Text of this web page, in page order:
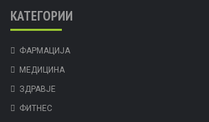
КАТЕГОРИИ
ФАРМАЦИЈА
МЕДИЦИНА
ЗДРАВЈЕ
ФИТНЕС